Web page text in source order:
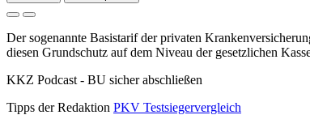
Der sogenannte Basistarif der privaten
diesen Grundschutz auf dem Niveau der gesetzlichen
KKZ Podcast - BU sicher abschließen
Tipps der Redaktion PKV Testsiegervergleich